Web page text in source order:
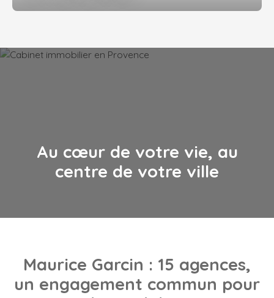
Au cœur de votre vie, au
centre de votre ville
Maurice Garcin : 15 agences,
un engagement commun pour